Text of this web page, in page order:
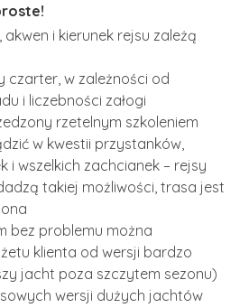
i kierunek rejsu zależą
czarter, w zależności od
i liczebności załogi
rzetelnym szkoleniem
w kwestii przystanków,
i wszelkich zachcianek – rejsy
takiej możliwości, trasa jest
bez problemu można
klienta od wersji bardzo
jacht poza szczytem sezonu)
wersji dużych jachtów